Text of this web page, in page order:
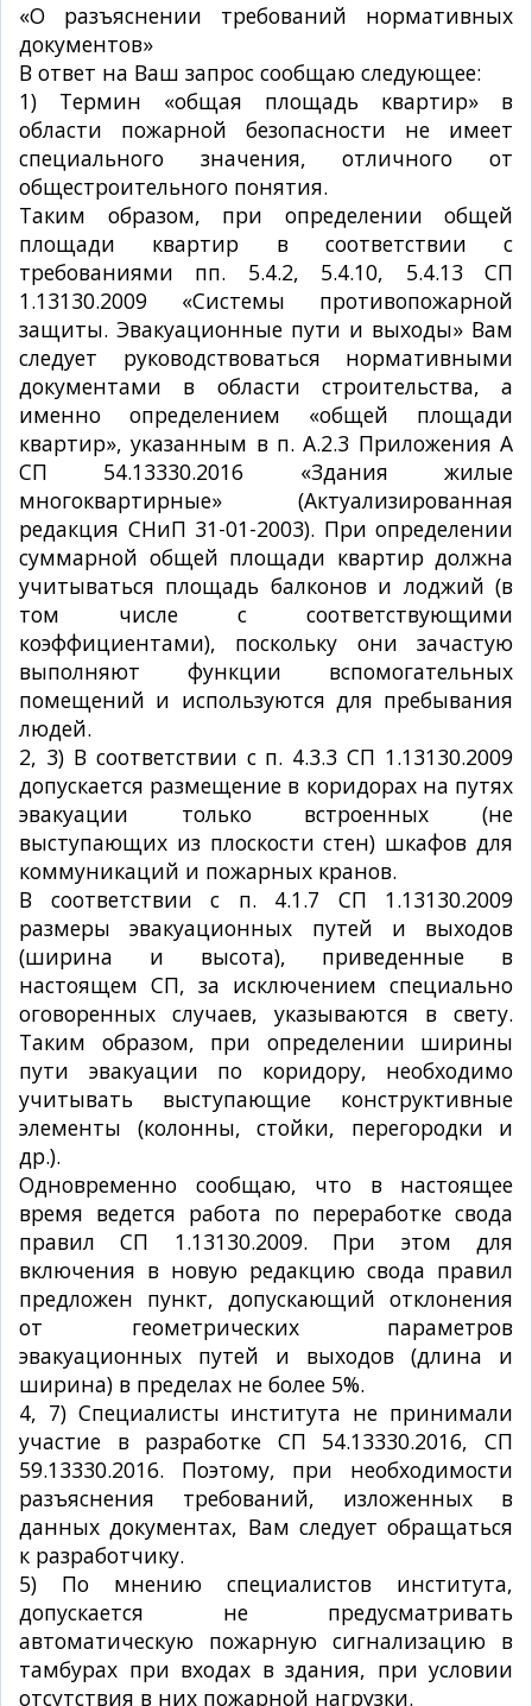
«О разъяснении требований нормативных
документов»
В ответ на Ваш запрос сообщаю следующее:
1) Термин «общая площадь квартир» в
области пожарной безопасности не имеет
специального значения, отличного от
общестроительного понятия.
Таким образом, при определении общей
площади квартир в соответствии с
требованиями пп. 5.4.2, 5.4.10, 5.4.13 СП
1.13130.2009 «Системы противопожарной
защиты. Эвакуационные пути и выходы» Вам
следует руководствоваться нормативными
документами в области строительства, а
именно определением «общей площади
квартир», указанным в п. А.2.3 Приложения А
СП 54.13330.2016 «Здания жилые
многоквартирные» (Актуализированная
редакция СНиП 31-01-2003). При определении
суммарной общей площади квартир должна
учитываться площадь балконов и лоджий (в
том числе с соответствующими
коэффициентами), поскольку они зачастую
выполняют функции вспомогательных
помещений и используются для пребывания
людей.
2, 3) В соответствии с п. 4.3.3 СП 1.13130.2009
допускается размещение в коридорах на путях
эвакуации только встроенных (не
выступающих из плоскости стен) шкафов для
коммуникаций и пожарных кранов.
В соответствии с п. 4.1.7 СП 1.13130.2009
размеры эвакуационных путей и выходов
(ширина и высота), приведенные в
настоящем СП, за исключением специально
оговоренных случаев, указываются в свету.
Таким образом, при определении ширины
пути эвакуации по коридору, необходимо
учитывать выступающие конструктивные
элементы (колонны, стойки, перегородки и
др.).
Одновременно сообщаю, что в настоящее
время ведется работа по переработке свода
правил СП 1.13130.2009. При этом для
включения в новую редакцию свода правил
предложен пункт, допускающий отклонения
от геометрических параметров
эвакуационных путей и выходов (длина и
ширина) в пределах не более 5%.
4, 7) Специалисты института не принимали
участие в разработке СП 54.13330.2016, СП
59.13330.2016. Поэтому, при необходимости
разъяснения требований, изложенных в
данных документах, Вам следует обращаться
к разработчику.
5) По мнению специалистов института,
допускается не предусматривать
автоматическую пожарную сигнализацию в
тамбурах при входах в здания, при условии
отсутствия в них пожарной нагрузки.